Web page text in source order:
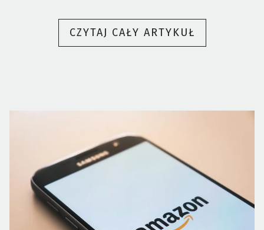
CZYTAJ CAŁY ARTYKUŁ
STOI